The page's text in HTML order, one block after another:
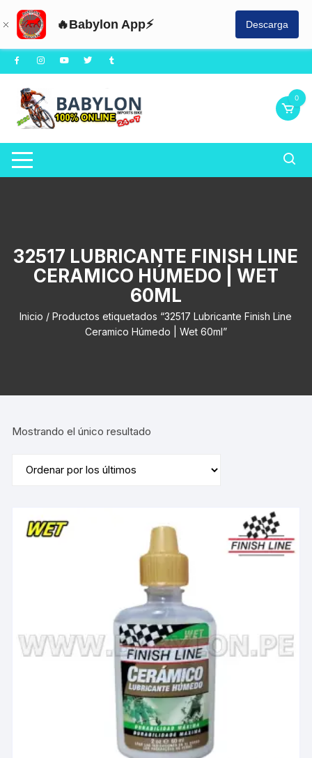
🔥Babylon App⚡ Descarga
Saltar
al
contenido
0
32517 LUBRICANTE FINISH LINE
CERAMICO HÚMEDO | WET
60ML
Inicio / Productos etiquetados “32517 Lubricante Finish Line
Ceramico Húmedo | Wet 60ml”
Mostrando el único resultado